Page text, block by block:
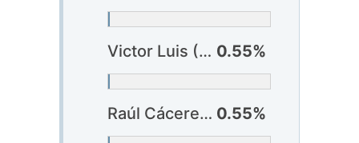
Victor Luis (Vasco) 0.55%
Raúl Cáceres (Vitória) ? 0.55%